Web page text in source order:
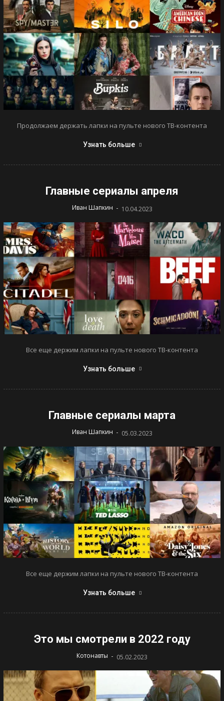
Продолжаем держать лапки на пульте нового ТВ-контента
Узнать больше
Главные сериалы апреля
Иван Шапкин - 10.04.2023
Все еще держим лапки на пульте нового ТВ-контента
Узнать больше
Главные сериалы марта
Иван Шапкин - 05.03.2023
Все еще держим лапки на пульте нового ТВ-контента
Узнать больше
Это мы смотрели в 2022 году
Котонавты - 05.02.2023